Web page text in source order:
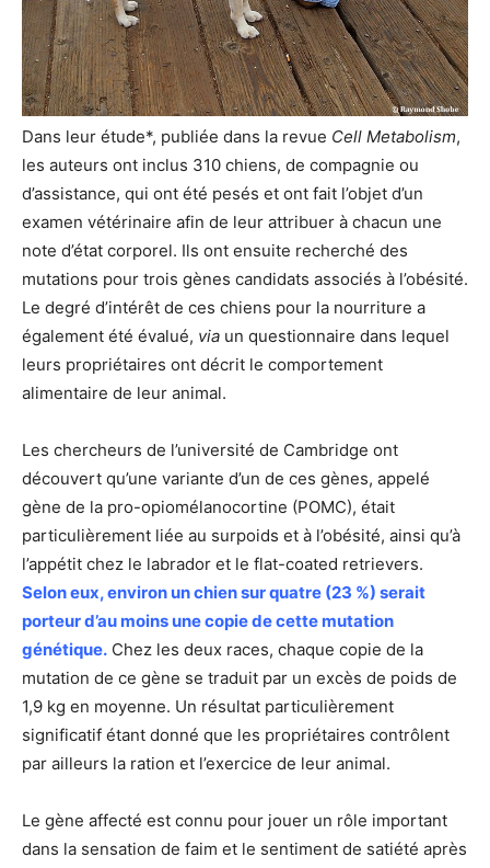
Dans leur étude*, publiée dans la revue Cell Metabolism,
les auteurs ont inclus 310 chiens, de compagnie ou
d’assistance, qui ont été pesés et ont fait l’objet d’un
examen vétérinaire afin de leur attribuer à chacun une
note d’état corporel. Ils ont ensuite recherché des
mutations pour trois gènes candidats associés à l’obésité.
Le degré d’intérêt de ces chiens pour la nourriture a
également été évalué, via un questionnaire dans lequel
leurs propriétaires ont décrit le comportement
alimentaire de leur animal.
Les chercheurs de l’université de Cambridge ont
découvert qu’une variante d’un de ces gènes, appelé
gène de la pro-opiomélanocortine (POMC), était
particulièrement liée au surpoids et à l’obésité, ainsi qu’à
l’appétit chez le labrador et le flat-coated retrievers.
Selon eux, environ un chien sur quatre (23 %) serait
porteur d’au moins une copie de cette mutation
génétique. Chez les deux races, chaque copie de la
mutation de ce gène se traduit par un excès de poids de
1,9 kg en moyenne. Un résultat particulièrement
significatif étant donné que les propriétaires contrôlent
par ailleurs la ration et l’exercice de leur animal.
Le gène affecté est connu pour jouer un rôle important
dans la sensation de faim et le sentiment de satiété après